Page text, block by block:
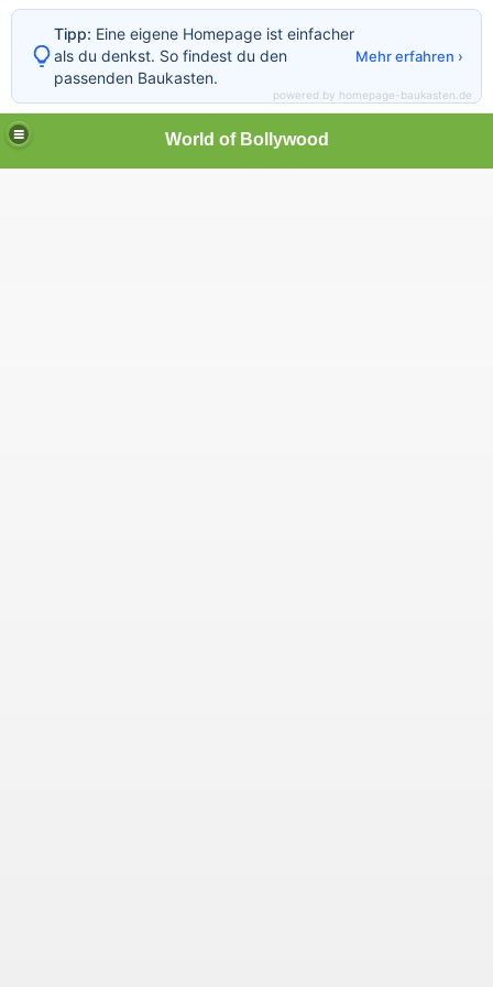
World of Bollywood
Tipp: Eine eigene Homepage ist einfacher
als du denkst. So findest du den
passenden Baukasten.
Mehr erfahren ›
powered by homepage-baukasten.de